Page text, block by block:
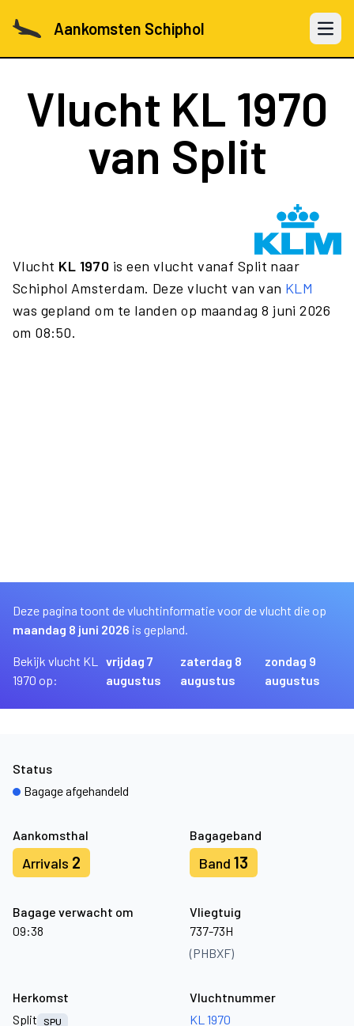
Aankomsten Schiphol Open
Vlucht KL 1970
van Split
Vlucht KL 1970 is een vlucht vanaf Split naar
Schiphol Amsterdam. Deze vlucht van van KLM
was gepland om te landen op maandag 8 juni 2026
om 08:50.
Deze pagina toont de vluchtinformatie voor de vlucht die op
maandag 8 juni 2026 is gepland.
Bekijk vlucht KL
1970 op:
vrijdag 7
augustus
zaterdag 8
augustus
zondag 9
augustus
Aankomsthal
Arrivals 2
Bagageband
Band 13
Bagage verwacht om
09:38
Vliegtuig
737-73H
(PHBXF)
Status
Bagage afgehandeld
Herkomst
Split
SPU
Vluchtnummer
KL 1970